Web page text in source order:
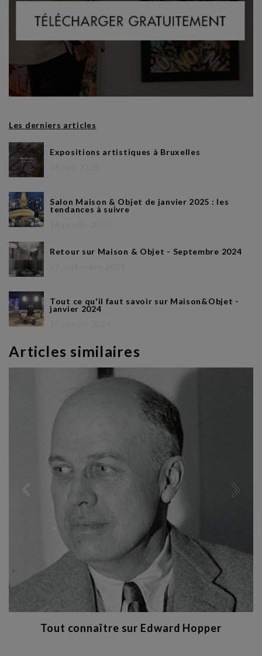
Les derniers articles
Expositions artistiques à Bruxelles
Salon Maison & Objet de janvier 2025 : les
tendances à suivre
Retour sur Maison & Objet - Septembre 2024
Tout ce qu'il faut savoir sur Maison&Objet -
janvier 2024
Articles similaires
Tout connaître sur Edward Hopper